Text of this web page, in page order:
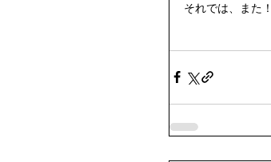
それでは、また！